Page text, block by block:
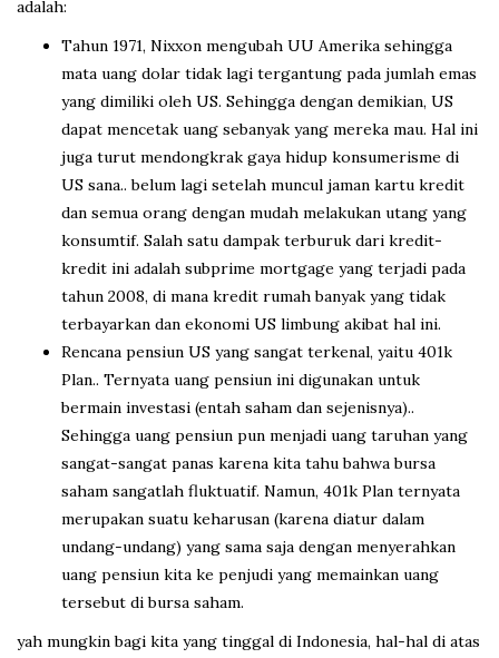
adalah:
Tahun 1971, Nixxon mengubah UU Amerika sehingga
mata uang dolar tidak lagi tergantung pada jumlah emas
yang dimiliki oleh US. Sehingga dengan demikian, US
dapat mencetak uang sebanyak yang mereka mau. Hal ini
juga turut mendongkrak gaya hidup konsumerisme di
US sana.. belum lagi setelah muncul jaman kartu kredit
dan semua orang dengan mudah melakukan utang yang
konsumtif. Salah satu dampak terburuk dari kredit-
kredit ini adalah subprime mortgage yang terjadi pada
tahun 2008, di mana kredit rumah banyak yang tidak
terbayarkan dan ekonomi US limbung akibat hal ini.
Rencana pensiun US yang sangat terkenal, yaitu 401k
Plan.. Ternyata uang pensiun ini digunakan untuk
bermain investasi (entah saham dan sejenisnya)..
Sehingga uang pensiun pun menjadi uang taruhan yang
sangat-sangat panas karena kita tahu bahwa bursa
saham sangatlah fluktuatif. Namun, 401k Plan ternyata
merupakan suatu keharusan (karena diatur dalam
undang-undang) yang sama saja dengan menyerahkan
uang pensiun kita ke penjudi yang memainkan uang
tersebut di bursa saham.
yah mungkin bagi kita yang tinggal di Indonesia, hal-hal di atas